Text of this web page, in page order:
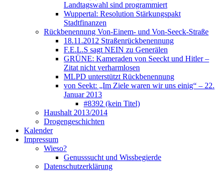
Landtagswahl sind programmiert
Wuppertal: Resolution Stärkungspakt
Stadtfinanzen
Rückbenennung Von-Einem- und Von-Seeck-Straße
18.11.2012 Straßenrückbenennung
F.E.L.S sagt NEIN zu Generälen
GRÜNE: Kameraden von Seeckt und Hitler –
Zitat nicht verharmlosen
MLPD unterstützt Rückbenennung
von Seekt: „Im Ziele waren wir uns einig“ – 22.
Januar 2013
#8392 (kein Titel)
Haushalt 2013/2014
Drogengeschichten
Kalender
Impressum
Wieso?
Genusssucht und Wissbegierde
Datenschutzerklärung